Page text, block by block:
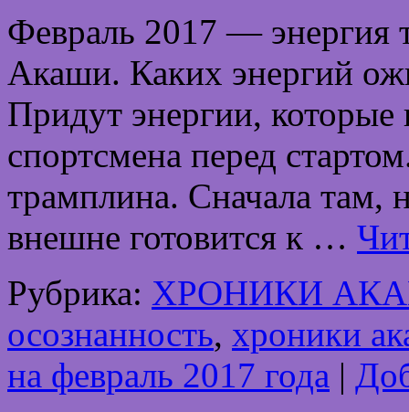
Февраль 2017 — энергия
Акаши. Каких энергий
Придут энергии, которые
спортсмена перед
трамплина. Сначала там,
внешне готовится к …
Рубрика: ХРОНИКИ
осознанность, хроники
на февраль 2017 года |